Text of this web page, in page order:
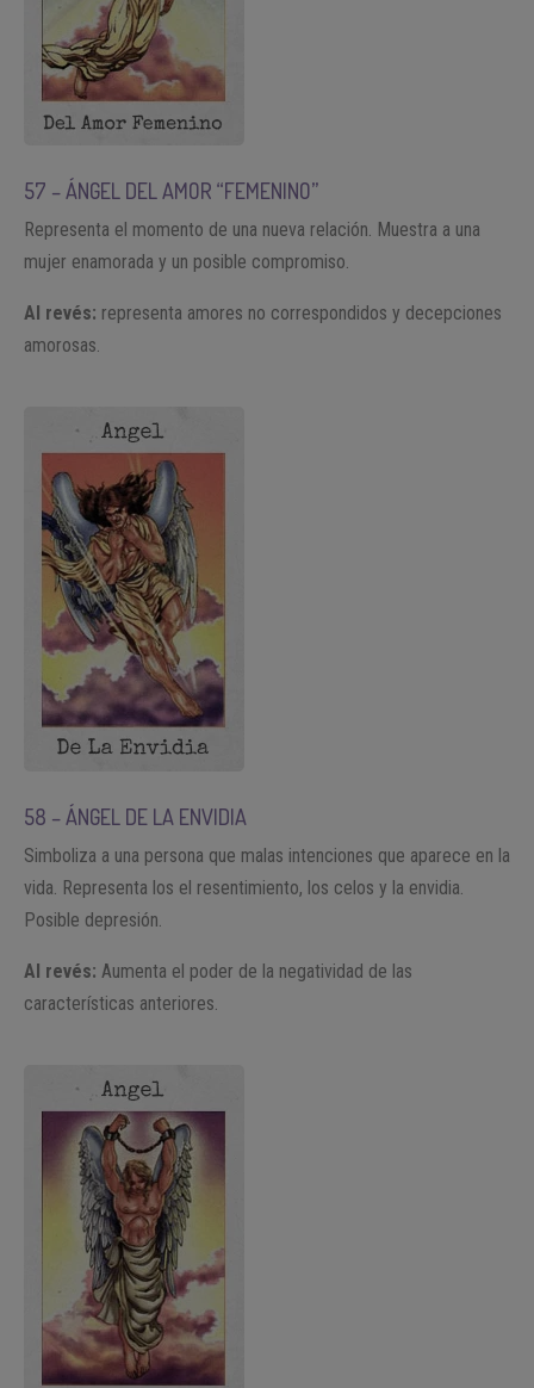
57 – ÁNGEL DEL AMOR “FEMENINO”
Representa el momento de una nueva relación. Muestra a una
mujer enamorada y un posible compromiso.
Al revés: representa amores no correspondidos y decepciones
amorosas.
58 – ÁNGEL DE LA ENVIDIA
Simboliza a una persona que malas intenciones que aparece en la
vida. Representa los el resentimiento, los celos y la envidia.
Posible depresión.
Al revés: Aumenta el poder de la negatividad de las
características anteriores.